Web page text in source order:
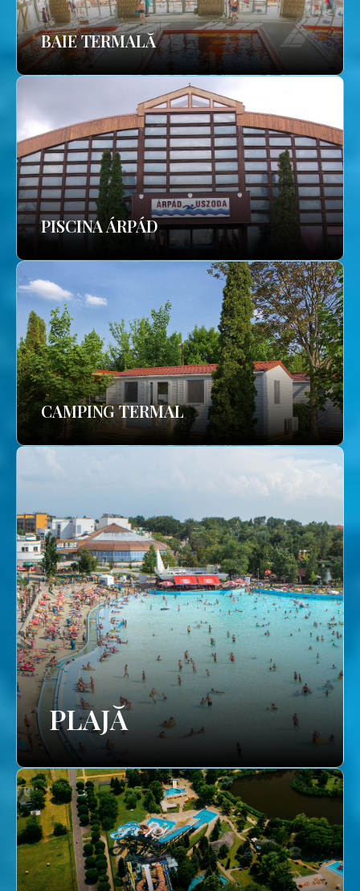
BAIE TERMALĂ
PISCINA ÁRPÁD
CAMPING TERMAL
PLAJĂ